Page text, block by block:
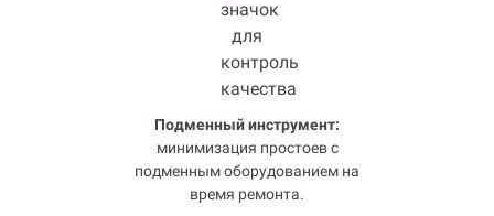
Подменный инструмент:
минимизация простоев с
подменным оборудованием на
время ремонта.